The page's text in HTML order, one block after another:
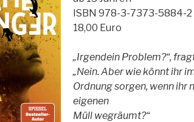
ISBN 978-3-7373-5884-2
18,00 Euro
„Irgendein Problem?“,
„Nein. Aber wie könnt ihr
Ordnung sorgen, wenn ihr
eigenen
Müll wegräumt?“